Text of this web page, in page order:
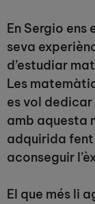
En Sergio
seva
d’estudiar
Les
es vol
amb aquesta
adquirida fent
aconseguir
El que més li